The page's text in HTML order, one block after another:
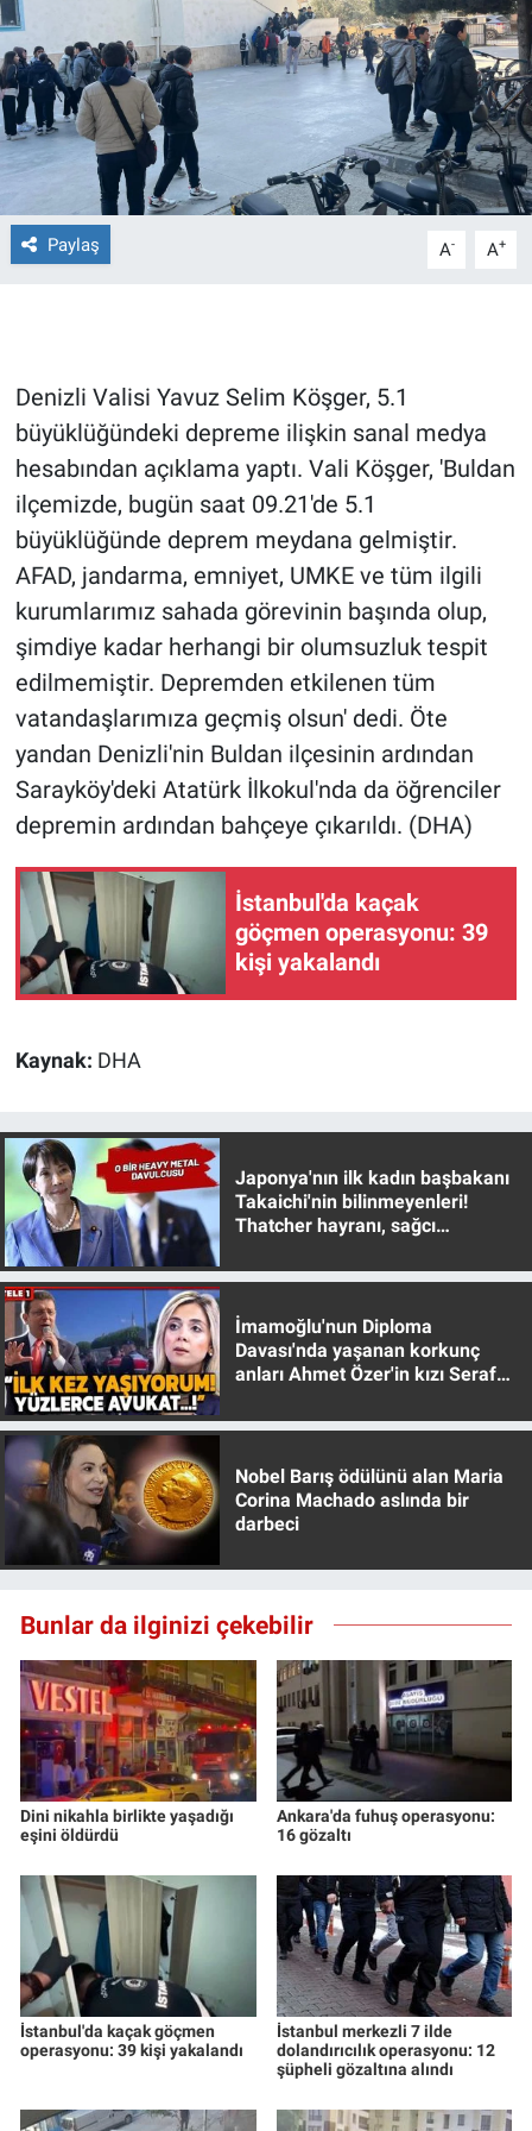
Paylaş A- A+
Denizli Valisi Yavuz Selim Köşger, 5.1
büyüklüğündeki depreme ilişkin sanal medya
hesabından açıklama yaptı. Vali Köşger, 'Buldan
ilçemizde, bugün saat 09.21'de 5.1
büyüklüğünde deprem meydana gelmiştir.
AFAD, jandarma, emniyet, UMKE ve tüm ilgili
kurumlarımız sahada görevinin başında olup,
şimdiye kadar herhangi bir olumsuzluk tespit
edilmemiştir. Depremden etkilenen tüm
vatandaşlarımıza geçmiş olsun' dedi. Öte
yandan Denizli'nin Buldan ilçesinin ardından
Sarayköy'deki Atatürk İlkokul'nda da öğrenciler
depremin ardından bahçeye çıkarıldı. (DHA)
İstanbul'da kaçak
göçmen operasyonu: 39
kişi yakalandı
Kaynak: DHA
Japonya'nın ilk kadın başbakanı
Takaichi'nin bilinmeyenleri!
Thatcher hayranı, sağcı
İmamoğlu'nun Diploma
Davası'nda yaşanan korkunç
anları Ahmet Özer'in kızı Seraf
Nobel Barış ödülünü alan Maria
Corina Machado aslında bir
darbeci
Bunlar da ilginizi çekebilir
Dini nikahla birlikte yaşadığı
eşini öldürdü
Ankara'da fuhuş operasyonu:
16 gözaltı
İstanbul'da kaçak göçmen
operasyonu: 39 kişi yakalandı
İstanbul merkezli 7 ilde
dolandırıcılık operasyonu: 12
şüpheli gözaltına alındı
Ege'den Esintiler
Eğitim
Eğlence
Ekonomi
Gün Başlıyor
Gün Bitiyor
Gün Ortası
Gündem Özel
Günün görüntüsü
Haber
İlan
Kimdir
Koronavirüs
Kültür Sanat
Nedir
Popüler
Programlar
Sağlık
Teknoloji
Türkiye'nin Geleceği
Türkiye'nin Gündemi
Yerel Gündem
Yerel Yaşam
Canlı Yayın
İletişim